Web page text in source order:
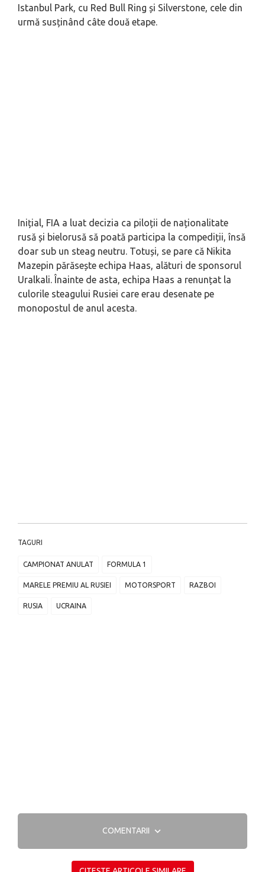
Istanbul Park, cu Red Bull Ring și Silverstone, cele din
urmă susținând câte două etape.
Inițial, FIA a luat decizia ca piloții de naționalitate
rusă și bielorusă să poată participa la compediții, însă
doar sub un steag neutru. Totuși, se pare că Nikita
Mazepin părăsește echipa Haas, alături de sponsorul
Uralkali. Înainte de asta, echipa Haas a renunțat la
culorile steagului Rusiei care erau desenate pe
monopostul de anul acesta.
TAGURI
CAMPIONAT ANULAT FORMULA 1
MARELE PREMIU AL RUSIEI MOTORSPORT RAZBOI
RUSIA UCRAINA
COMENTARII